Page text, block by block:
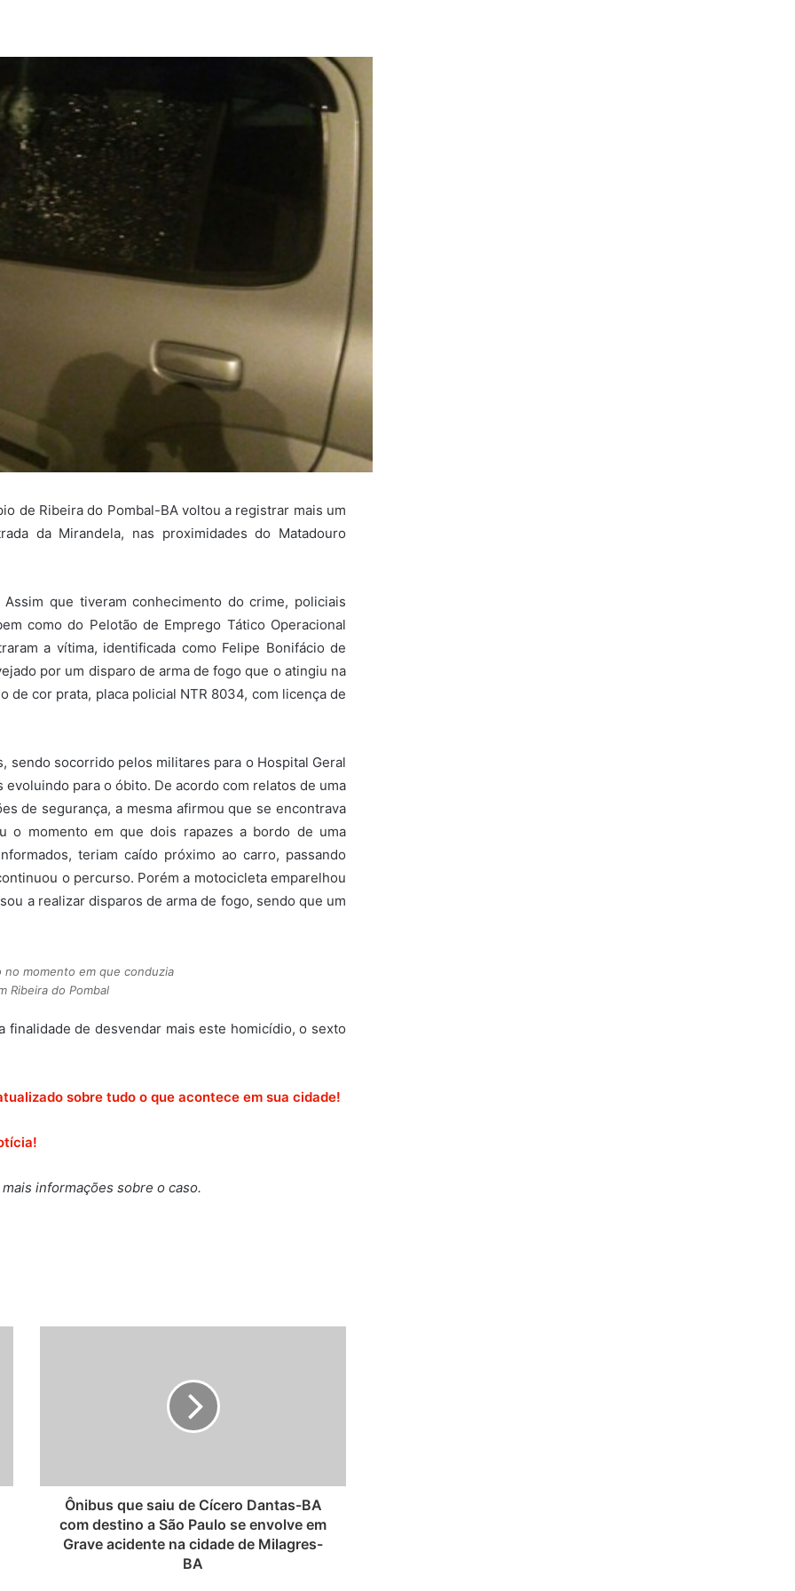
de Ribeira do Pombal-BA voltou a registrar mais um
da Mirandela, nas proximidades do Matadouro
Assim que tiveram conhecimento do crime, policiais
como do Pelotão de Emprego Tático Operacional
a vítima, identificada como Felipe Bonifácio de
por um disparo de arma de fogo que o atingiu na
de cor prata, placa policial NTR 8034, com licença de
sendo socorrido pelos militares para o Hospital Geral
para o óbito. De acordo com relatos de uma
de segurança, a mesma afirmou que se encontrava
o momento em que dois rapazes a bordo de uma
teriam caído próximo ao carro, passando
o percurso. Porém a motocicleta emparelhou
a realizar disparos de arma de fogo, sendo que um
no momento em que conduzia
Ribeira do Pombal
de desvendar mais este homicídio, o sexto
sobre tudo o que acontece em sua cidade!
informações sobre o caso.
Ônibus que saiu de Cícero Dantas-BA
com destino a São Paulo se envolve em
Grave acidente na cidade de Milagres-
BA